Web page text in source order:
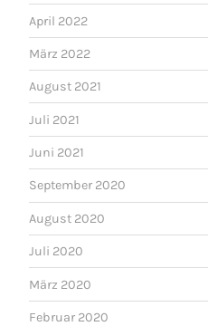
April 2022
März 2022
August 2021
Juli 2021
Juni 2021
September 2020
August 2020
Juli 2020
März 2020
Februar 2020